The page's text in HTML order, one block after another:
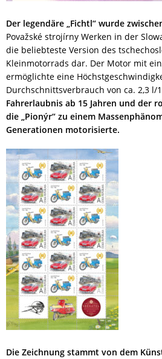
Der legendäre „Fichtl“ wurde
Považské strojírny Werken in der
die beliebteste Version des
Kleinmotorrads dar. Der Motor mit
ermöglichte eine
Durchschnittsverbrauch von ca. 2,3 l/
Fahrerlaubnis ab 15 Jahren und der
die „Pionýr“ zu einem
Generationen motorisierte.
Die Zeichnung stammt von dem